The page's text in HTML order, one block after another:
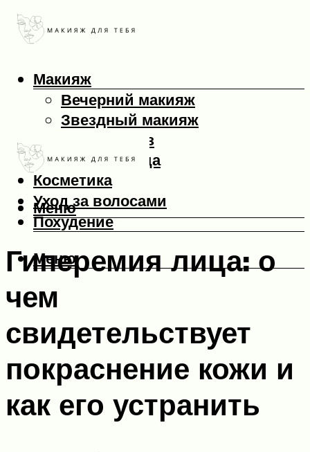
Макияж
Вечерний макияж
Звездный макияж
Макияж глаз
Макияж лица
Косметика
Уход за волосами
Похудение
Меню
Меню
Гиперемия лица: о
чем
свидетельствует
покраснение кожи и
как его устранить